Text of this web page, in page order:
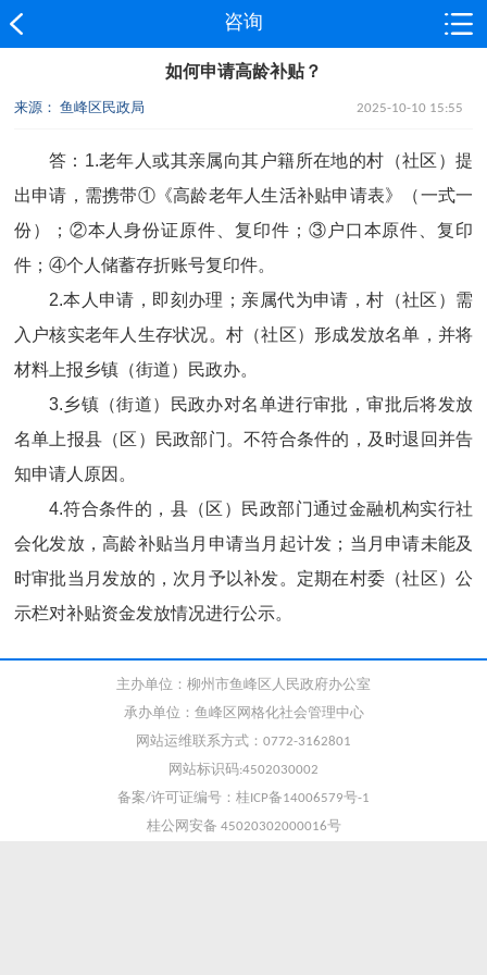
咨询
如何申请高龄补贴？
来源： 鱼峰区民政局 2025-10-10 15:55
答：1.老年人或其亲属向其户籍所在地的村（社区）提
出申请，需携带①《高龄老年人生活补贴申请表》（一式一
份）；②本人身份证原件、复印件；③户口本原件、复印
件；④个人储蓄存折账号复印件。
2.本人申请，即刻办理；亲属代为申请，村（社区）需
入户核实老年人生存状况。村（社区）形成发放名单，并将
材料上报乡镇（街道）民政办。
3.乡镇（街道）民政办对名单进行审批，审批后将发放
名单上报县（区）民政部门。不符合条件的，及时退回并告
知申请人原因。
4.符合条件的，县（区）民政部门通过金融机构实行社
会化发放，高龄补贴当月申请当月起计发；当月申请未能及
时审批当月发放的，次月予以补发。定期在村委（社区）公
示栏对补贴资金发放情况进行公示。
主办单位：柳州市鱼峰区人民政府办公室
承办单位：鱼峰区网格化社会管理中心
网站运维联系方式：0772-3162801
网站标识码:4502030002
备案/许可证编号：桂ICP备14006579号-1
桂公网安备 45020302000016号